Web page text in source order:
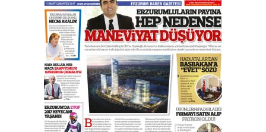
31 Mart 2026 Salı
A. Berhan Yılmaz
BİR BÖLÜM DEĞİL, BİR ÖMÜR
SEÇİYORSUNUZ… “NEDEN
ATATÜRK ÜNİVERSİTESİ?”
28 Temmuz 2026 Salı
Ahmet Gökhan YAZICI
Ahmed Yesevi’den bir Alperen…
”Reisimiz” idi… Hakka yürüdü.!
26 Mart 2026 Perşembe
Cem Bakırcı